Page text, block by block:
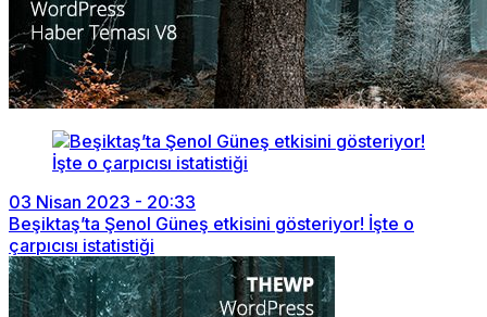
03 Nisan 2023 - 20:33
Beşiktaş’ta Şenol Güneş etkisini gösteriyor! İşte o
çarpıcısı istatistiği